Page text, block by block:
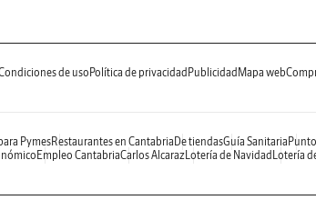
de usoPolítica de privacidad Publicidad Mapa web
PymesRestaurantes en Cantabria De tiendasGuía Sanitaria
Empleo CantabriaCarlos AlcarazLotería de Navidad Lotería